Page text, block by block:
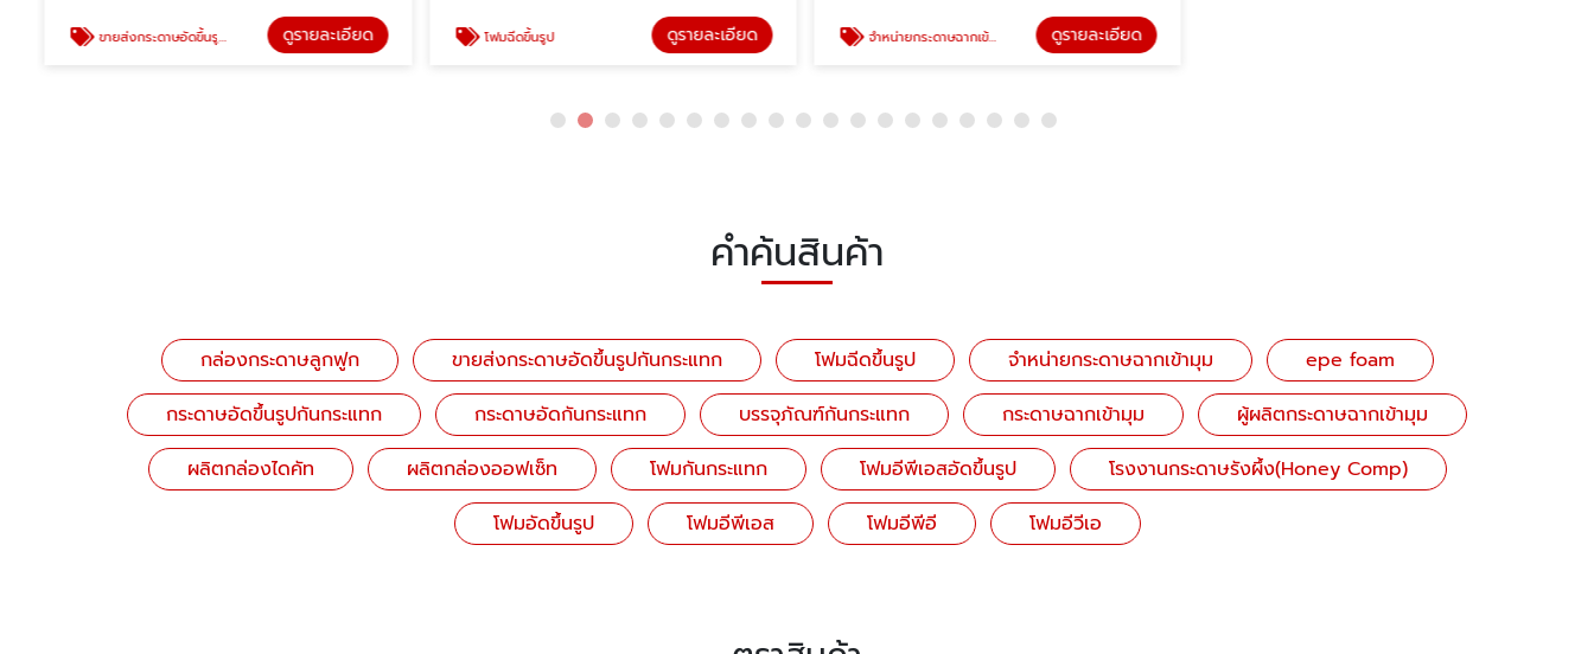
ขายส่งกระดาษอัดขึ้นรูปกันกระแทก ดูรายละเอียด โฟมฉีดขึ้นรูป ดูรายละเอียด จำหน่ายกระดาษฉากเข้ามุม ดูรายละเอียด
คำค้นสินค้า
กล่องกระดาษลูกฟูก ขายส่งกระดาษอัดขึ้นรูปกันกระแทก โฟมฉีดขึ้นรูป จำหน่ายกระดาษฉากเข้ามุม
epe foam
กระดาษอัดขึ้นรูปกันกระแทก
กระดาษอัดกันกระแทก บรรจุภัณฑ์กันกระแทก กระดาษฉากเข้ามุม
ผู้ผลิตกระดาษฉากเข้ามุม
ผลิตกล่องไดคัท
ผลิตกล่องออฟเซ็ท โฟมกันกระแทก โฟมอีพีเอสอัดขึ้นรูป
โรงงานกระดาษรังผึ้ง(Honey Comp)
โฟมอัดขึ้นรูป
โฟมอีพีเอส โฟมอีพีอี โฟมอีวีเอ